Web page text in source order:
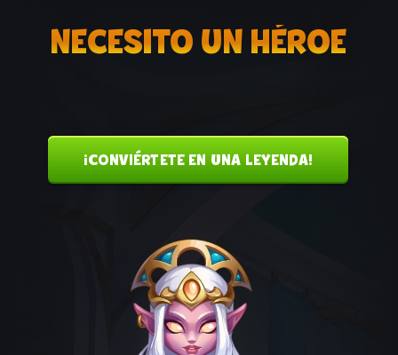
NECESITO UN HÉROE
¡CONVIÉRTETE EN UNA LEYENDA!